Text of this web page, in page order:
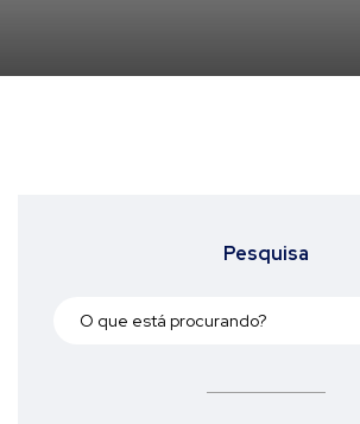
Pesquisa